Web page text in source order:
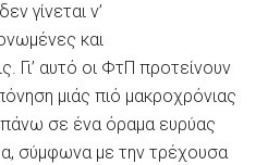
γίνεται ν’
και
Γι’ αυτό οι ΦτΠ προτείνουν
μιάς πιό μακροχρόνιας
πάνω σε ένα όραμα ευρύας
σύμφωνα με την τρέχουσα